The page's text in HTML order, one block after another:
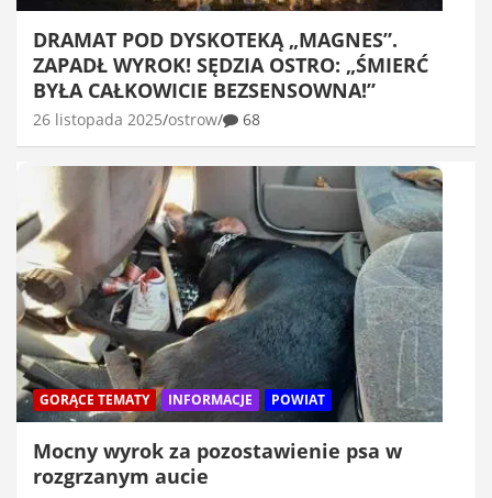
DRAMAT POD DYSKOTEKĄ „MAGNES”.
ZAPADŁ WYROK! SĘDZIA OSTRO: „ŚMIERĆ
BYŁA CAŁKOWICIE BEZSENSOWNA!”
26 listopada 2025 ostrow 68
GORĄCE TEMATY INFORMACJE POWIAT
Mocny wyrok za pozostawienie psa w
rozgrzanym aucie